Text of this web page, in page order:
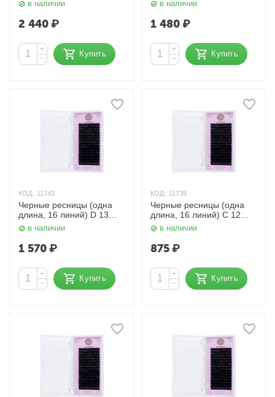
в наличии
2 440₽
+
−
Купить
в наличии
1 480₽
+
−
Купить
КОД: 11743
Черные ресницы (одна
длина, 16 линий) D 13
мм. 0,12 мм. Enigma
в наличии
1 570₽
+
−
Купить
КОД: 11739
Черные ресницы (одна
длина, 16 линий) C 12
мм. 0,12 мм. Enigma
в наличии
875₽
+
−
Купить